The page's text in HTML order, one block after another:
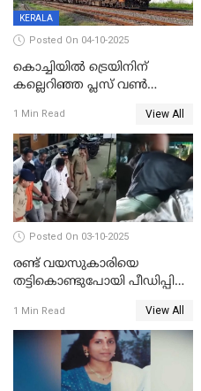
KERALA
Posted On 04-10-2025
കൊച്ചിയില്‍ ട്രെയിനിന്
കല്ലെറിഞ്ഞ പ്ലസ് വൺ
കല്ലേറിൽ അഗ്നിരക്ഷാസേന
ഉദ്യോഗസ്ഥന് പരിക്കേറ്റിരുന്നു
1 Min Read View All
Posted On 03-10-2025
രണ്ട് വയസുകാരിയെ
തട്ടികൊണ്ടുപോയി പീഡിപ്പിച്ച
1 Min Read View All